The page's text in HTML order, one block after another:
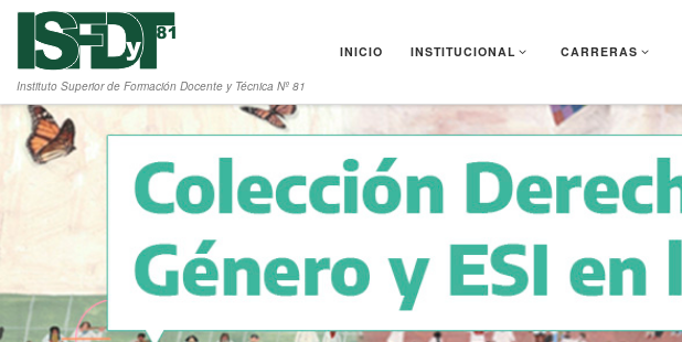
Saltar al contenido
Instituto Superior de Formación Docente y Técnica Nº 81
INICIO INSTITUCIONAL CARRERAS